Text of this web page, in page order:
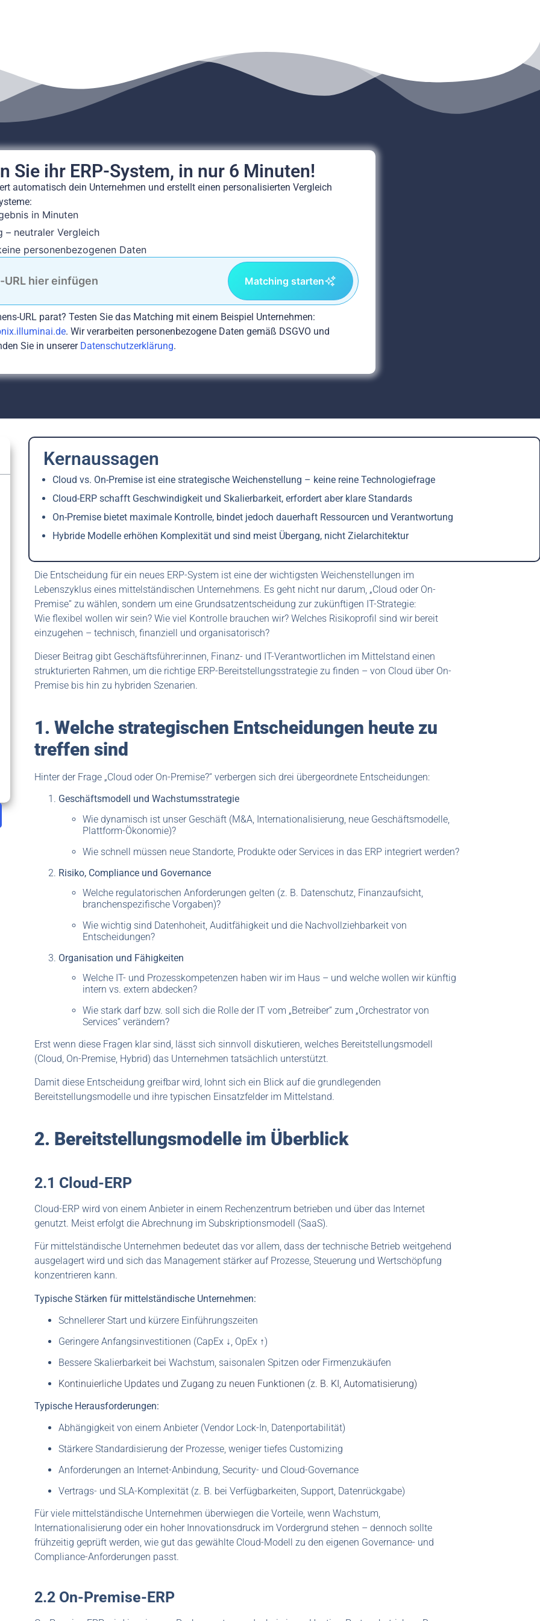
Sie ihr ERP-System, in nur 6 Minuten!
automatisch dein Unternehmen und erstellt einen personalisierten Vergleich
in Minuten
– neutraler Vergleich
personenbezogenen Daten
Matching starten
URL parat? Testen Sie das Matching mit einem Beispiel Unternehmen:
. Wir verarbeiten personenbezogene Daten gemäß DSGVO und
Sie in unserer Datenschutzerklärung.
Kernaussagen
Cloud vs. On-Premise ist eine strategische Weichenstellung – keine reine Technologiefrage
Cloud-ERP schafft Geschwindigkeit und Skalierbarkeit, erfordert aber klare Standards
On-Premise bietet maximale Kontrolle, bindet jedoch dauerhaft Ressourcen und Verantwortung
Hybride Modelle erhöhen Komplexität und sind meist Übergang, nicht Zielarchitektur
Die Entscheidung für ein neues ERP-System ist eine der wichtigsten Weichenstellungen im
Lebenszyklus eines mittelständischen Unternehmens. Es geht nicht nur darum, „Cloud oder On-
Premise“ zu wählen, sondern um eine Grundsatzentscheidung zur zukünftigen IT-Strategie:
Wie flexibel wollen wir sein? Wie viel Kontrolle brauchen wir? Welches Risikoprofil sind wir bereit
einzugehen – technisch, finanziell und organisatorisch?
Dieser Beitrag gibt Geschäftsführer:innen, Finanz- und IT-Verantwortlichen im Mittelstand einen
strukturierten Rahmen, um die richtige ERP-Bereitstellungsstrategie zu finden – von Cloud über On-
Premise bis hin zu hybriden Szenarien.
1. Welche strategischen Entscheidungen heute zu
treffen sind
Hinter der Frage „Cloud oder On-Premise?“ verbergen sich drei übergeordnete Entscheidungen:
Geschäftsmodell und Wachstumsstrategie
Wie dynamisch ist unser Geschäft (M&A, Internationalisierung, neue Geschäftsmodelle,
Plattform-Ökonomie)?
Wie schnell müssen neue Standorte, Produkte oder Services in das ERP integriert werden?
Risiko, Compliance und Governance
Welche regulatorischen Anforderungen gelten (z. B. Datenschutz, Finanzaufsicht,
branchenspezifische Vorgaben)?
Wie wichtig sind Datenhoheit, Auditfähigkeit und die Nachvollziehbarkeit von
Entscheidungen?
Organisation und Fähigkeiten
Welche IT- und Prozesskompetenzen haben wir im Haus – und welche wollen wir künftig
intern vs. extern abdecken?
Wie stark darf bzw. soll sich die Rolle der IT vom „Betreiber“ zum „Orchestrator von
Services“ verändern?
Erst wenn diese Fragen klar sind, lässt sich sinnvoll diskutieren, welches Bereitstellungsmodell
(Cloud, On-Premise, Hybrid) das Unternehmen tatsächlich unterstützt.
Damit diese Entscheidung greifbar wird, lohnt sich ein Blick auf die grundlegenden
Bereitstellungsmodelle und ihre typischen Einsatzfelder im Mittelstand.
2. Bereitstellungsmodelle im Überblick
2.1 Cloud-ERP
Cloud-ERP wird von einem Anbieter in einem Rechenzentrum betrieben und über das Internet
genutzt. Meist erfolgt die Abrechnung im Subskriptionsmodell (SaaS).
Für mittelständische Unternehmen bedeutet das vor allem, dass der technische Betrieb weitgehend
ausgelagert wird und sich das Management stärker auf Prozesse, Steuerung und Wertschöpfung
konzentrieren kann.
Typische Stärken für mittelständische Unternehmen:
Schnellerer Start und kürzere Einführungszeiten
Geringere Anfangsinvestitionen (CapEx ↓, OpEx ↑)
Bessere Skalierbarkeit bei Wachstum, saisonalen Spitzen oder Firmenzukäufen
Kontinuierliche Updates und Zugang zu neuen Funktionen (z. B. KI, Automatisierung)
Typische Herausforderungen:
Abhängigkeit von einem Anbieter (Vendor Lock-In, Datenportabilität)
Stärkere Standardisierung der Prozesse, weniger tiefes Customizing
Anforderungen an Internet-Anbindung, Security- und Cloud-Governance
Vertrags- und SLA-Komplexität (z. B. bei Verfügbarkeiten, Support, Datenrückgabe)
Für viele mittelständische Unternehmen überwiegen die Vorteile, wenn Wachstum,
Internationalisierung oder ein hoher Innovationsdruck im Vordergrund stehen – dennoch sollte
frühzeitig geprüft werden, wie gut das gewählte Cloud-Modell zu den eigenen Governance- und
Compliance-Anforderungen passt.
2.2 On-Premise-ERP